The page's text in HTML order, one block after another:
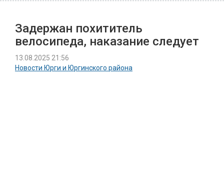
Задержан похититель
велосипеда, наказание следует
13.08.2025 21:56
Новости Юрги и Юргинского района